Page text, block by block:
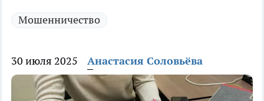
Мошенничество
30 июля 2025 Анастасия Соловьёва